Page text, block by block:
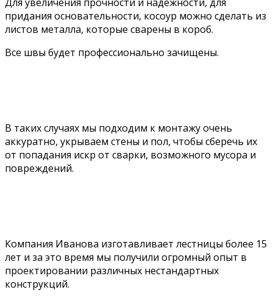
придания основательности, косоур можно сделать из
листов металла, которые сварены в короб.
Все швы будет профессионально зачищены.
В таких случаях мы подходим к монтажу очень
аккуратно, укрываем стены и пол, чтобы сберечь их
от попадания искр от сварки, возможного мусора и
повреждений.
Компания Иванова изготавливает лестницы более 15
лет и за это время мы получили огромный опыт в
проектировании различных нестандартных
конструкций.